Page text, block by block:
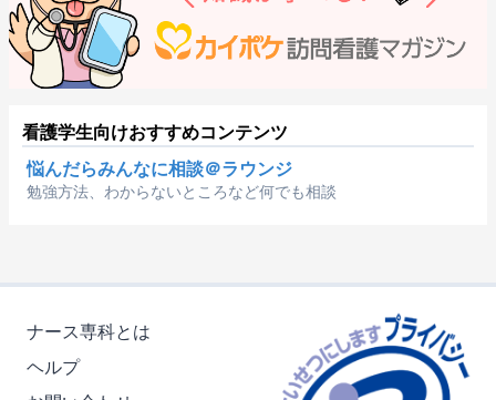
看護学生向けおすすめコンテンツ
悩んだらみんなに相談＠ラウンジ
勉強方法、わからないところなど何でも相談
ナース専科とは
ヘルプ